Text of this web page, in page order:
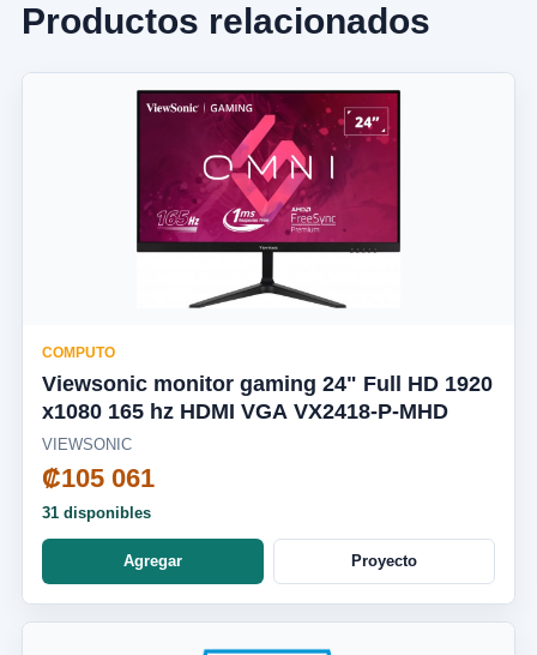
Productos relacionados
COMPUTO
Viewsonic monitor gaming 24" Full HD 1920
x1080 165 hz HDMI VGA VX2418-P-MHD
VIEWSONIC
₡105 061
31 disponibles
Agregar Proyecto